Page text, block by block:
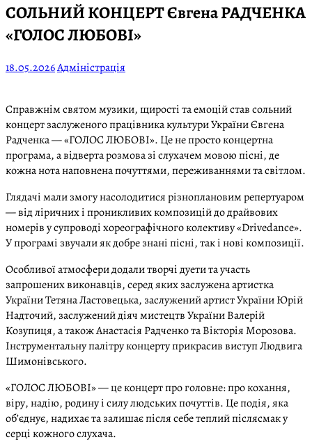
СОЛЬНИЙ КОНЦЕРТ Євгена РАДЧЕНКА
«ГОЛОС ЛЮБОВІ»
18.05.2026Адміністрація
Справжнім святом музики, щирості та емоцій став сольний
концерт заслуженого працівника культури України Євгена
Радченка — «ГОЛОС ЛЮБОВІ». Це не просто концертна
програма, а відверта розмова зі слухачем мовою пісні, де
кожна нота наповнена почуттями, переживаннями та світлом.
Глядачі мали змогу насолодитися різноплановим репертуаром
— від ліричних і проникливих композицій до драйвових
номерів у супроводі хореографічного колективу «Drivedance».
У програмі звучали як добре знані пісні, так і нові композиції.
Особливої атмосфери додали творчі дуети та участь
запрошених виконавців, серед яких заслужена артистка
України Тетяна Ластовецька, заслужений артист України Юрій
Надточий, заслужений діяч мистецтв України Валерій
Козупиця, а також Анастасія Радченко та Вікторія Морозова.
Інструментальну палітру концерту прикрасив виступ Людвига
Шимонівського.
«ГОЛОС ЛЮБОВІ» — це концерт про головне: про кохання,
віру, надію, родину і силу людських почуттів. Це подія, яка
об’єднує, надихає та залишає після себе теплий післясмак у
серці кожного слухача.